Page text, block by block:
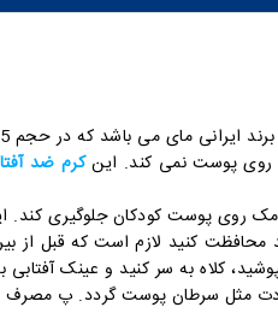
کرم ضد
جلوگیری کند. این ضد آفتاب برای
محافظت کنید لازم است که قبل
کلاه به سر کنید و عینک
مثل سرطان پوست گردد. پ مصرف